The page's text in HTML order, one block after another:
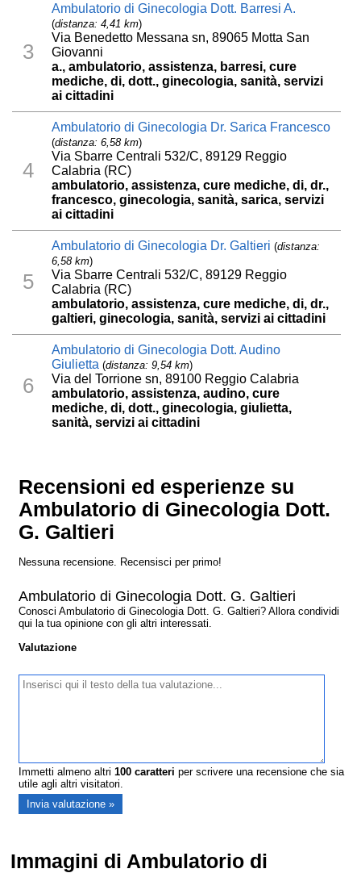
3
Ambulatorio di Ginecologia Dott. Barresi A.
(distanza: 4,41 km)
Via Benedetto Messana sn, 89065 Motta San
Giovanni
a., ambulatorio, assistenza, barresi, cure
mediche, di, dott., ginecologia, sanità, servizi
ai cittadini
4
Ambulatorio di Ginecologia Dr. Sarica Francesco
(distanza: 6,58 km)
Via Sbarre Centrali 532/C, 89129 Reggio
Calabria (RC)
ambulatorio, assistenza, cure mediche, di, dr.,
francesco, ginecologia, sanità, sarica, servizi
ai cittadini
5
Ambulatorio di Ginecologia Dr. Galtieri (distanza:
6,58 km)
Via Sbarre Centrali 532/C, 89129 Reggio
Calabria (RC)
ambulatorio, assistenza, cure mediche, di, dr.,
galtieri, ginecologia, sanità, servizi ai cittadini
6
Ambulatorio di Ginecologia Dott. Audino
Giulietta (distanza: 9,54 km)
Via del Torrione sn, 89100 Reggio Calabria
ambulatorio, assistenza, audino, cure
mediche, di, dott., ginecologia, giulietta,
sanità, servizi ai cittadini
Recensioni ed esperienze su
Ambulatorio di Ginecologia Dott.
G. Galtieri
Nessuna recensione. Recensisci per primo!
Ambulatorio di Ginecologia Dott. G. Galtieri
Conosci Ambulatorio di Ginecologia Dott. G. Galtieri? Allora condividi
qui la tua opinione con gli altri interessati.
Valutazione
Immetti almeno altri100 caratteri per scrivere una recensione che sia
utile agli altri visitatori.
Immagini di Ambulatorio di